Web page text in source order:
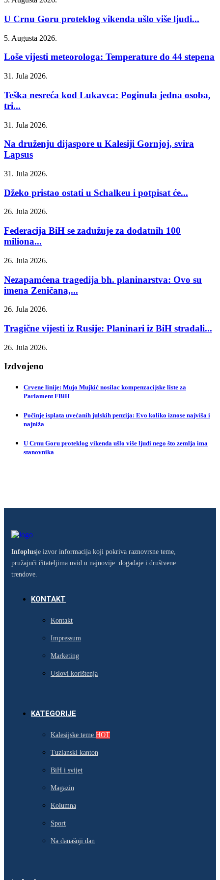
U Crnu Goru proteklog vikenda ušlo više ljudi...
5. Augusta 2026.
Loše vijesti meteorologa: Temperature do 44 stepena
31. Jula 2026.
Teška nesreća kod Lukavca: Poginula jedna osoba,
tri...
31. Jula 2026.
Na druženju dijaspore u Kalesiji Gornjoj, svira
Lapsus
31. Jula 2026.
Džeko pristao ostati u Schalkeu i potpisat će...
26. Jula 2026.
Federacija BiH se zadužuje za dodatnih 100
miliona...
26. Jula 2026.
Nezapamćena tragedija bh. planinarstva: Ovo su
imena Zeničana,...
26. Jula 2026.
Tragične vijesti iz Rusije: Planinari iz BiH stradali...
26. Jula 2026.
Izdvojeno
Crvene linije: Mujo Mujkić nosilac kompenzacijske liste za
Parlament FBiH
Počinje isplata uvećanih julskih penzija: Evo koliko iznose najviša i
najniža
U Crnu Goru proteklog vikenda ušlo više ljudi nego što zemlja ima
stanovnika
Infoplusje izvor informacija koji pokriva raznovrsne teme,
pružajući čitateljima uvid u najnovije događaje i društvene
trendove.
KONTAKT
Kontakt
Impressum
Marketing
Uslovi korištenja
KATEGORIJE
Kalesijske teme HOT
Tuzlanski kanton
BiH i svijet
Magazin
Kolumna
Sport
Na današnji dan